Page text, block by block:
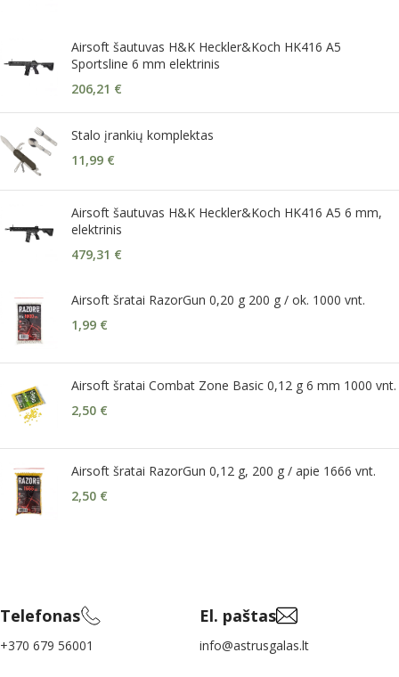
Airsoft šautuvas H&K Heckler&Koch HK416 A5
Sportsline 6 mm elektrinis
206,21 €
Stalo įrankių komplektas
11,99 €
Airsoft šautuvas H&K Heckler&Koch HK416 A5 6 mm,
elektrinis
479,31 €
Airsoft šratai RazorGun 0,20 g 200 g / ok. 1000 vnt.
1,99 €
Airsoft šratai Combat Zone Basic 0,12 g 6 mm 1000 vnt.
2,50 €
Airsoft šratai RazorGun 0,12 g, 200 g / apie 1666 vnt.
2,50 €
Telefonas
+370 679 56001
El. paštas
info@astrusgalas.lt